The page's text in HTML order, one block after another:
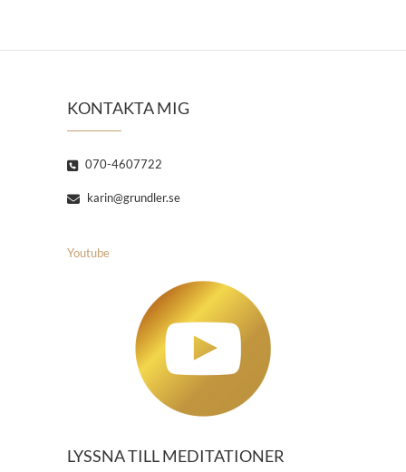
KONTAKTA MIG
070-4607722
karin@grundler.se
Youtube
LYSSNA TILL MEDITATIONER